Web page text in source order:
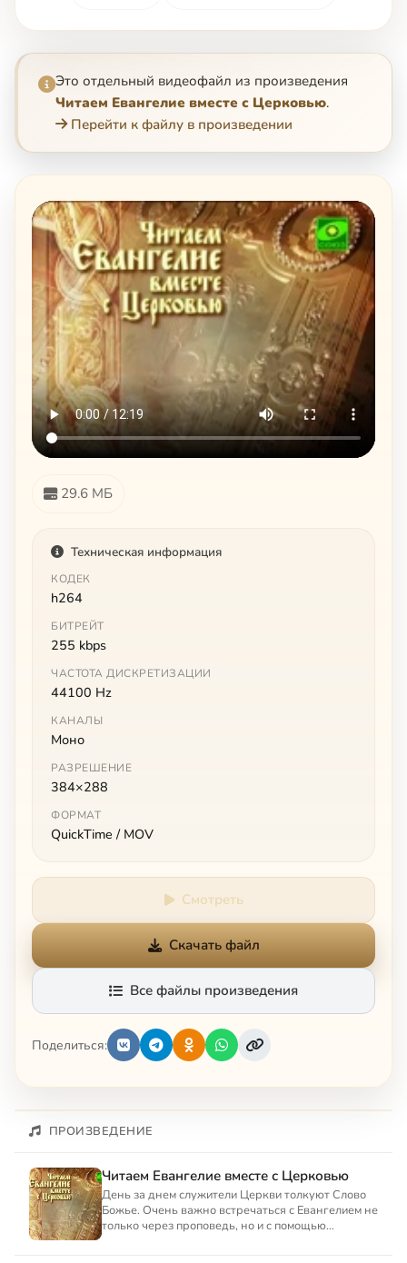
Это отдельный видеофайл из произведения
Читаем Евангелие вместе с Церковью.
Перейти к файлу в произведении
29.6 МБ
Техническая информация
КОДЕК
h264
БИТРЕЙТ
255 kbps
ЧАСТОТА ДИСКРЕТИЗАЦИИ
44100 Hz
КАНАЛЫ
Моно
РАЗРЕШЕНИЕ
384×288
ФОРМАТ
QuickTime / MOV
Смотреть
Скачать файл
Все файлы произведения
Поделиться:
ПРОИЗВЕДЕНИЕ
Читаем Евангелие вместе с Церковью
День за днем служители Церкви толкуют Слово
Божье. Очень важно встречаться с Евангелием не
только через проповедь, но и с помощью